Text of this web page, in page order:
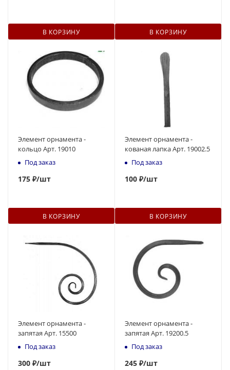
В КОРЗИНУ В КОРЗИНУ
Элемент орнамента -
кольцо Арт. 19010
Под заказ
175 ₽/шт
В КОРЗИНУ
Элемент орнамента -
кованая лапка Арт. 19002.5
Под заказ
100 ₽/шт
В КОРЗИНУ
Элемент орнамента -
запятая Арт. 15500
Под заказ
300 ₽/шт
Элемент орнамента -
запятая Арт. 19200.5
Под заказ
245 ₽/шт